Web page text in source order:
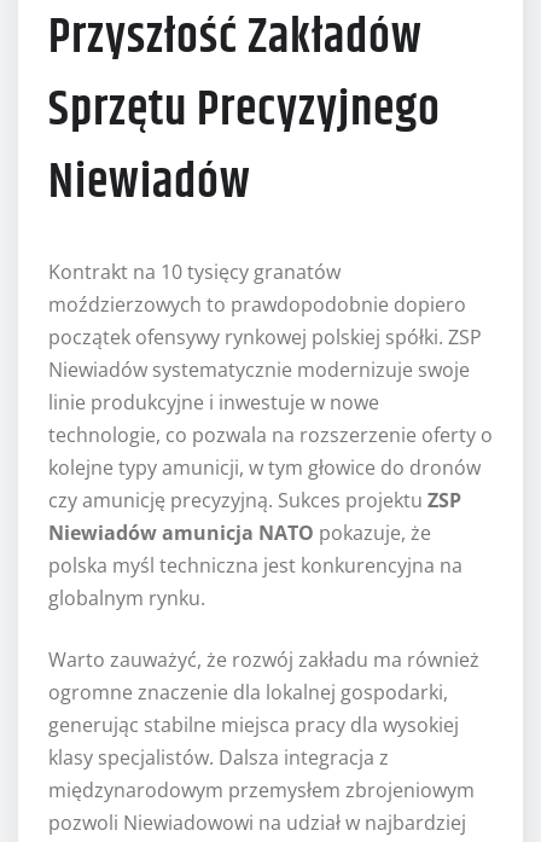
Przyszłość Zakładów
Sprzętu Precyzyjnego
Niewiadów
Kontrakt na 10 tysięcy granatów
moździerzowych to prawdopodobnie dopiero
początek ofensywy rynkowej polskiej spółki. ZSP
Niewiadów systematycznie modernizuje swoje
linie produkcyjne i inwestuje w nowe
technologie, co pozwala na rozszerzenie oferty o
kolejne typy amunicji, w tym głowice do dronów
czy amunicję precyzyjną. Sukces projektu ZSP
Niewiadów amunicja NATO pokazuje, że
polska myśl techniczna jest konkurencyjna na
globalnym rynku.
Warto zauważyć, że rozwój zakładu ma również
ogromne znaczenie dla lokalnej gospodarki,
generując stabilne miejsca pracy dla wysokiej
klasy specjalistów. Dalsza integracja z
międzynarodowym przemysłem zbrojeniowym
pozwoli Niewiadowowi na udział w najbardziej